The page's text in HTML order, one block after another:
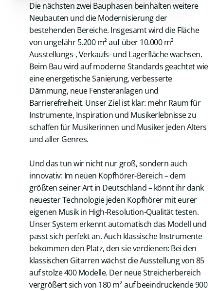
Die nächsten zwei Bauphasen beinhalten weitere
Neubauten und die Modernisierung der
bestehenden Bereiche. Insgesamt wird die Fläche
von ungefähr 5.200 m² auf über 10.000 m²
Ausstellungs-, Verkaufs- und Lagerfläche wachsen.
Beim Bau wird auf moderne Standards geachtet wie
eine energetische Sanierung, verbesserte
Dämmung, neue Fensteranlagen und
Barrierefreiheit. Unser Ziel ist klar: mehr Raum für
Instrumente, Inspiration und Musikerlebnisse zu
schaffen für Musikerinnen und Musiker jeden Alters
und aller Genres.
Und das tun wir nicht nur groß, sondern auch
innovativ: Im neuen Kopfhörer-Bereich – dem
größten seiner Art in Deutschland – könnt ihr dank
neuester Technologie jeden Kopfhörer mit eurer
eigenen Musik in High-Resolution-Qualität testen.
Unser System erkennt automatisch das Modell und
passt sich perfekt an. Auch klassische Instrumente
bekommen den Platz, den sie verdienen: Bei den
klassischen Gitarren wächst die Ausstellung von 85
auf stolze 400 Modelle. Der neue Streicherbereich
vergrößert sich von 180 m² auf beeindruckende 900